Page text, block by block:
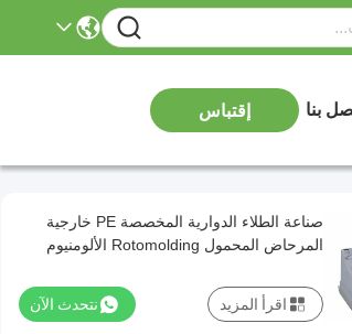
بنا إقتباس
صناعة الطلاء الدوارية المخصصة PE خارجية
المرحاض المحمول Rotomolding الألومنيوم
نتحدث الآن اقرأ المزيد